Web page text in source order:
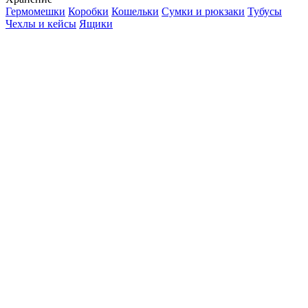
Гермомешки Коробки Кошельки Сумки и рюкзаки Тубусы
Чехлы и кейсы Ящики